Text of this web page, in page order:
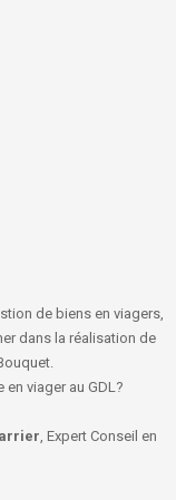
de biens en viagers,
dans la réalisation de
viager au GDL?
, Expert Conseil en